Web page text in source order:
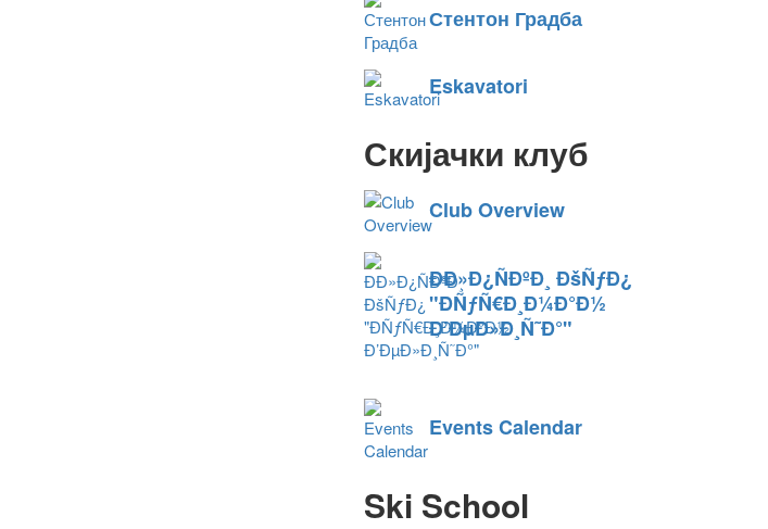
Стентон Градба
Eskavatori
Скијачки клуб
Club Overview
ÐÐ»Ð¿ÑÐºÐ¸ ÐšÑƒÐ¿
"ÐÑƒÑ€Ð¸Ð¼Ð°Ð½
Ð’ÐµÐ»Ð¸Ñ˜Ð°"
Events Calendar
Ski School